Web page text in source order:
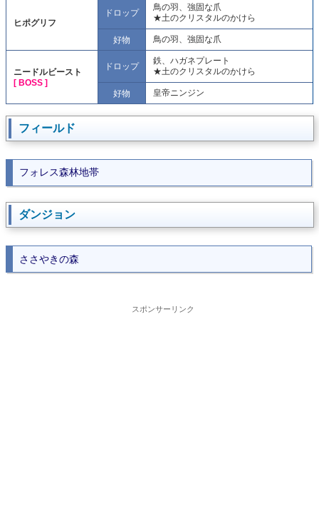
ヒポグリフ
ドロップ
鳥の羽、強固な爪
★土のクリスタルのかけら
好物 鳥の羽、強固な爪
ニードルビースト
[ BOSS ]
ドロップ
鉄、ハガネプレート
★土のクリスタルのかけら
好物 皇帝ニンジン
フィールド
フォレス森林地帯
ダンジョン
ささやきの森
スポンサーリンク